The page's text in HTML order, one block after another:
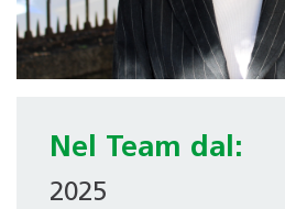
Nel Team dal:
2025